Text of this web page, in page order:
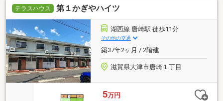
テラスハウス 第１かぎやハイツ
湖西線 唐崎駅 徒歩11分
その他の交通
築37年2ヶ月 / 2階建
滋賀県大津市唐崎１丁目
5万円